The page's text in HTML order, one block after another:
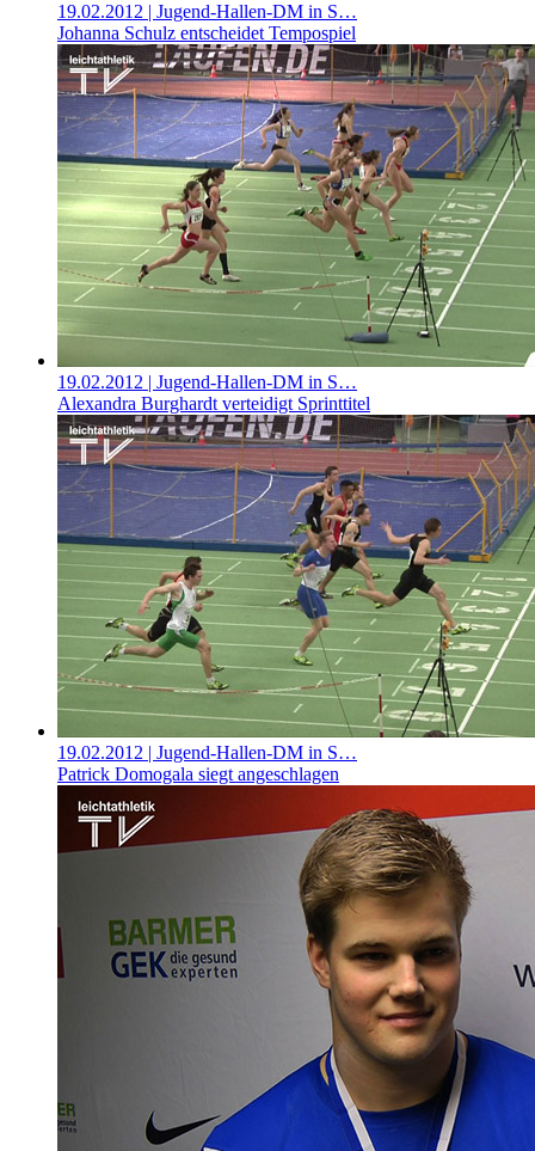
19.02.2012 | Jugend-Hallen-DM in S…
Johanna Schulz entscheidet Tempospiel
19.02.2012 | Jugend-Hallen-DM in S…
Alexandra Burghardt verteidigt Sprinttitel
19.02.2012 | Jugend-Hallen-DM in S…
Patrick Domogala siegt angeschlagen